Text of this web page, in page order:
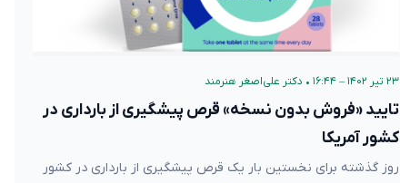
۲۳ تیر ۱۴۰۲ – ۱۶:۴۴ • دکتر علی‌اصغر هنرمند
تایید «فروش بدون نسخه» قرص پیشگیری از بارداری در
کشور آمریکا
روز گذشته برای نخستین بار یک قرص پیشگیری از بارداری در کشور